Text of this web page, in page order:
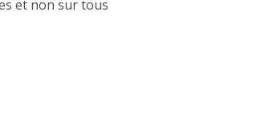
et non sur tous